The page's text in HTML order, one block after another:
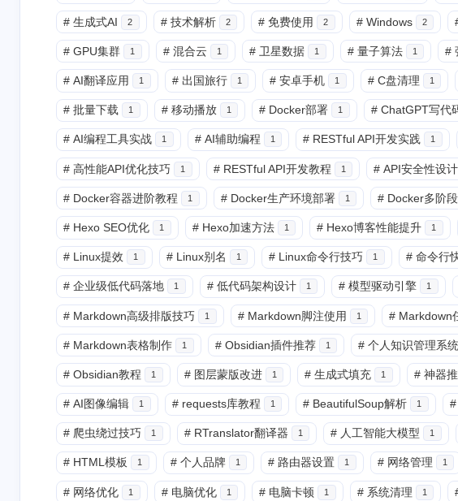
互动
最新评论
没有评论
# 生成式AI 2 # 技术解析 2 # 免费使用 2 # Windows 2
# GPU集群 1 # 混合云 1 # 卫星数据 1 # 量子算法 1 #
# AI翻译应用 1 # 出国旅行 1 # 安卓手机 1 # C盘清理 1
# 批量下载 1 # 移动播放 1 # Docker部署 1 # ChatGPT写代
# AI编程工具实战 1 # AI辅助编程 1 # RESTful API开发实践 1
# 高性能API优化技巧 1 # RESTful API开发教程 1 # API安全性设计
# Docker容器进阶教程 1 # Docker生产环境部署 1 # Docker多阶
# Hexo SEO优化 1 # Hexo加速方法 1 # Hexo博客性能提升 1
# Linux提效 1 # Linux别名 1 # Linux命令行技巧 1 # 命令行
# 企业级低代码落地 1 # 低代码架构设计 1 # 模型驱动引擎 1
# Markdown高级排版技巧 1 # Markdown脚注使用 1 # Markdown
# Markdown表格制作 1 # Obsidian插件推荐 1 # 个人知识管理系统
# Obsidian教程 1 # 图层蒙版改进 1 # 生成式填充 1 # 神器
# AI图像编辑 1 # requests库教程 1 # BeautifulSoup解析 1 #
# 爬虫绕过技巧 1 # RTranslator翻译器 1 # 人工智能大模型 1
# HTML模板 1 # 个人品牌 1 # 路由器设置 1 # 网络管理 1
# 网络优化 1 # 电脑优化 1 # 电脑卡顿 1 # 系统清理 1